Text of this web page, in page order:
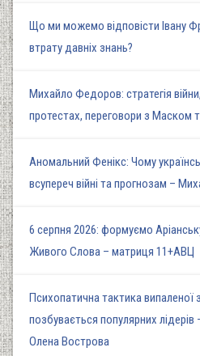
Що ми можемо відповісти Івану
втрату давніх знань?
Михайло Федоров: стратегія
протестах, переговори з Маском
Аномальний Фенікс: Чому
всупереч війні та прогнозам –
6 серпня 2026: формуємо
Живого Слова – матриця 11+АВЦ
Психопатична тактика випаленої
позбувається популярних лідерів
Олена Вострова